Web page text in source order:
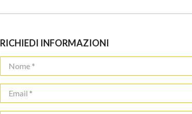
RICHIEDI INFORMAZIONI